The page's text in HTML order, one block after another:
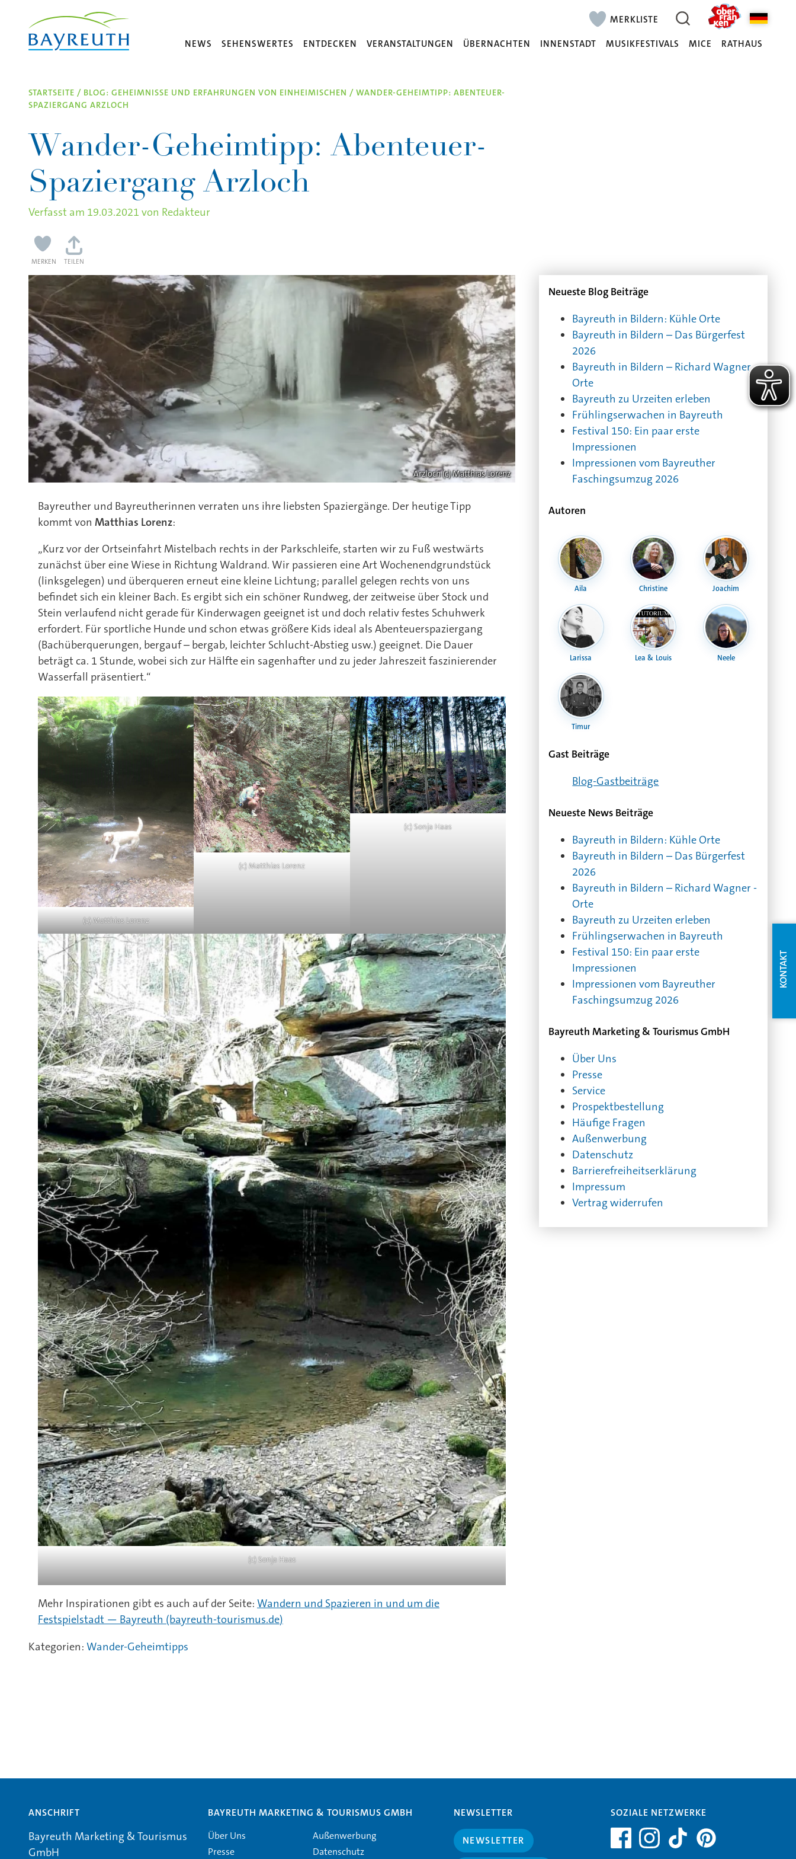
MERKLISTE
NEWS SEHENSWERTES ENTDECKEN VERANSTALTUNGEN ÜBERNACHTEN INNENSTADT MUSIKFESTIVALS MICE RATHAUS
STARTSEITE / BLOG: GEHEIMNISSE UND ERFAHRUNGEN VON EINHEIMISCHEN / WANDER-GEHEIMTIPP: ABENTEUER-
SPAZIERGANG ARZLOCH
Wander-Geheimtipp: Abenteuer-
Spaziergang Arzloch
Verfasst am 19.03.2021 von Redakteur
MERKEN TEILEN
Arzloch (c) Matthias Lorenz
Bayreuther und Bayreutherinnen verraten uns ihre liebsten Spaziergänge. Der heutige Tipp
kommt von Matthias Lorenz:
„Kurz vor der Ortseinfahrt Mistelbach rechts in der Parkschleife, starten wir zu Fuß westwärts
zunächst über eine Wiese in Richtung Waldrand. Wir passieren eine Art Wochenendgrundstück
(linksgelegen) und überqueren erneut eine kleine Lichtung; parallel gelegen rechts von uns
befindet sich ein kleiner Bach. Es ergibt sich ein schöner Rundweg, der zeitweise über Stock und
Stein verlaufend nicht gerade für Kinderwagen geeignet ist und doch relativ festes Schuhwerk
erfordert. Für sportliche Hunde und schon etwas größere Kids ideal als Abenteuerspaziergang
(Bachüberquerungen, bergauf – bergab, leichter Schlucht-Abstieg usw.) geeignet. Die Dauer
beträgt ca. 1 Stunde, wobei sich zur Hälfte ein sagenhafter und zu jeder Jahreszeit faszinierender
Wasserfall präsentiert.“
(c) Matthias Lorenz
(c) Matthias Lorenz
(c) Sonja Haas
(c) Sonja Haas
Mehr Inspirationen gibt es auch auf der Seite: Wandern und Spazieren in und um die
Festspielstadt — Bayreuth (bayreuth-tourismus.de)
Kategorien: Wander-Geheimtipps
Neueste Blog Beiträge
Bayreuth in Bildern: Kühle Orte
Bayreuth in Bildern – Das Bürgerfest
2026
Bayreuth in Bildern – Richard Wagner -
Orte
Bayreuth zu Urzeiten erleben
Frühlingserwachen in Bayreuth
Festival 150: Ein paar erste
Impressionen
Impressionen vom Bayreuther
Faschingsumzug 2026
Autoren
Aila Christine Joachim
Larissa Lea & Louis Neele
Timur
Gast Beiträge
Blog-Gast­bei­träge
Neueste News Beiträge
Bayreuth in Bildern: Kühle Orte
Bayreuth in Bildern – Das Bürgerfest
2026
Bayreuth in Bildern – Richard Wagner -
Orte
Bayreuth zu Urzeiten erleben
Frühlingserwachen in Bayreuth
Festival 150: Ein paar erste
Impressionen
Impressionen vom Bayreuther
Faschingsumzug 2026
Bayreuth Marketing & Tourismus GmbH
Über Uns
Presse
Service
Prospektbestellung
Häufige Fragen
Außenwerbung
Datenschutz
Barrierefreiheitserklärung
Impressum
Vertrag widerrufen
ANSCHRIFT
Bayreuth Marketing & Tourismus
GmbH
BAYREUTH MARKETING & TOURISMUS GMBH
Über Uns
Presse
Außenwerbung
Datenschutz
NEWSLETTER
NEWSLETTER
SOZIALE NETZWERKE
KONTAKT